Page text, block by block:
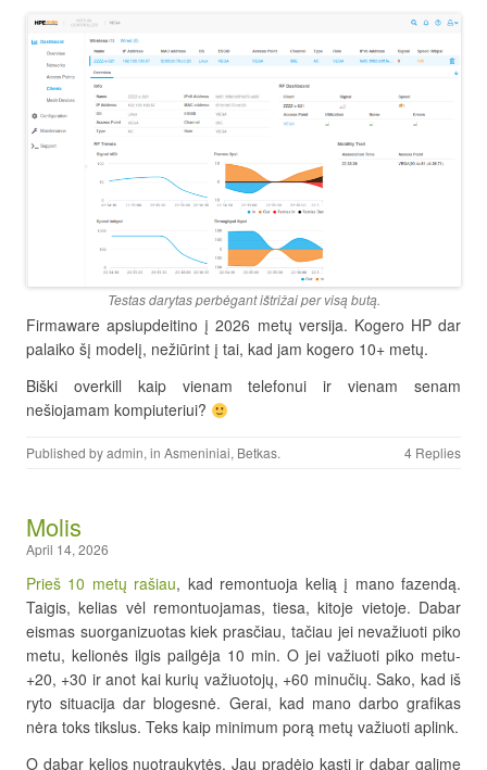
Testas darytas perbėgant ištrižai per visą butą.
Firmaware apsiupdeitino į 2026 metų versija. Kogero HP dar
palaiko šį modelį, nežiūrint į tai, kad jam kogero 10+ metų.
Biški overkill kaip vienam telefonui ir vienam senam
nešiojamam kompiuteriui?
Published byadmin, in Asmeniniai, Betkas. 4 Replies
Molis
April 14, 2026
Prieš 10 metų rašiau, kad remontuoja kelią į mano fazendą.
Taigis, kelias vėl remontuojamas, tiesa, kitoje vietoje. Dabar
eismas suorganizuotas kiek prasčiau, tačiau jei nevažiuoti piko
metu, kelionės ilgis pailgėja 10 min. O jei važiuoti piko metu-
+20, +30 ir anot kai kurių važiuotojų, +60 minučių. Sako, kad iš
ryto situacija dar blogesnė. Gerai, kad mano darbo grafikas
nėra toks tikslus. Teks kaip minimum porą metų važiuoti aplink.
O dabar kelios nuotraukytės. Jau pradėjo kasti ir dabar galime